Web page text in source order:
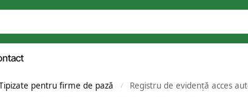
pentru firme de pază / Registru de evidență acces